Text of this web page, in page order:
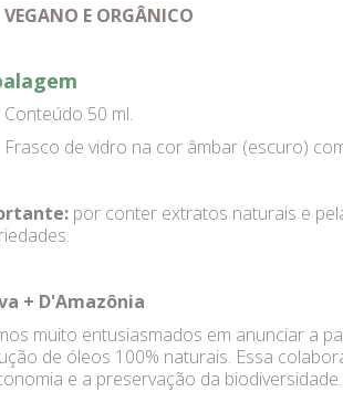
VEGANO E ORGÂNICO
Conteúdo 50 ml.
Frasco de vidro na cor âmbar (escuro)
por conter extratos naturais e
+ D'Amazônia
muito entusiasmados em anunciar a
de óleos 100% naturais. Essa
e a preservação da biodiversidade.